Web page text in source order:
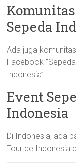
Sepeda
Ada juga
Facebook
Indonesia”.
Event
Indonesia
Di Indonesia, ada
Tour de Indonesia